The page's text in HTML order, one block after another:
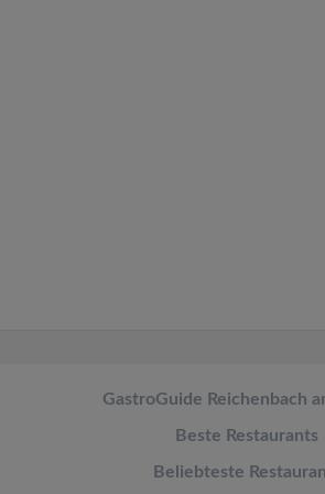
GastroGuide Reichenbach
Beste Restaurants
Beliebteste